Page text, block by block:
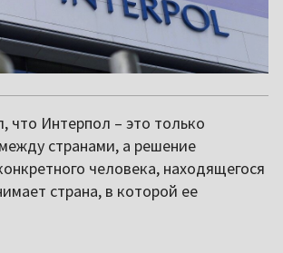
что Интерпол – это только
странами, а решение
человека, находящегося
страна, в которой ее